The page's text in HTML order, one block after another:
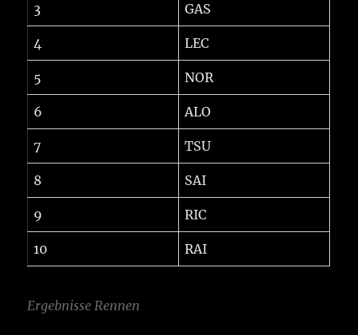
3 GAS
4 LEC
5 NOR
6 ALO
7 TSU
8 SAI
9 RIC
10 RAI
Ergebnisse Rennen